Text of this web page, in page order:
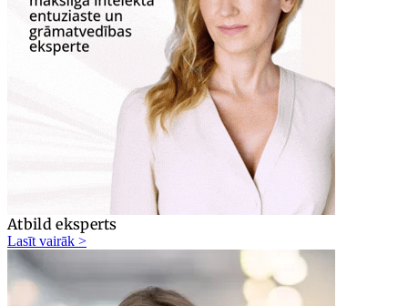
Atbild eksperts
Lasīt vairāk >